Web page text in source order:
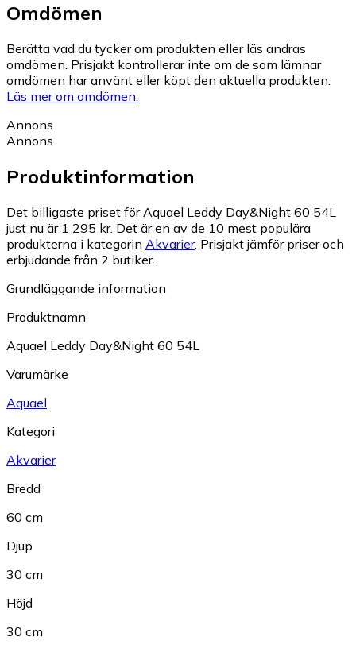
Omdömen
Berätta vad du tycker om produkten eller läs andras
omdömen. Prisjakt kontrollerar inte om de som lämnar
omdömen har använt eller köpt den aktuella produkten.
Läs mer om omdömen.
Annons
Annons
Produktinformation
Det billigaste priset för Aquael Leddy Day&Night 60 54L
just nu är 1 295 kr. Det är en av de 10 mest populära
produkterna i kategorin Akvarier. Prisjakt jämför priser och
erbjudande från 2 butiker.
Grundläggande information
Produktnamn
Aquael Leddy Day&Night 60 54L
Varumärke
Aquael
Kategori
Akvarier
Bredd
60 cm
Djup
30 cm
Höjd
30 cm